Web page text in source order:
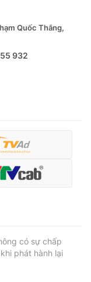
Quốc Thắng,
932
có sự chấp
phát hành lại